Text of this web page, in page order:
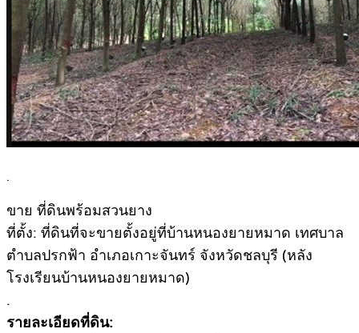
.
ขาย ที่ดินพร้อมสวนยาง
ที่ตั้ง: ที่ดินที่จะขายตั้งอยู่ที่บ้านหนองยายหมาด เทศบาล
ตำบลปรกฟ้า อำเภอเกาะจันทร์ จังหวัดชลบุรี (หลัง
โรงเรียนบ้านหนองยายหมาด)
.
รายละเอียดที่ดิน: